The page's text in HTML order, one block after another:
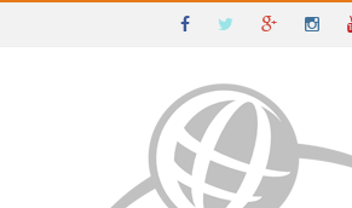
IGUAÍ E SUDOESTE DA BAHIA